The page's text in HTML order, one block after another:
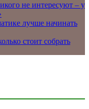
не интересуют – у
лучше начинать
стоит собрать